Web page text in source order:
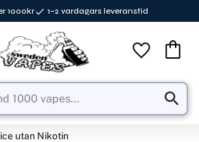
1000kr 1–2 vardagars leveranstid
Favoriter
utan Nikotin